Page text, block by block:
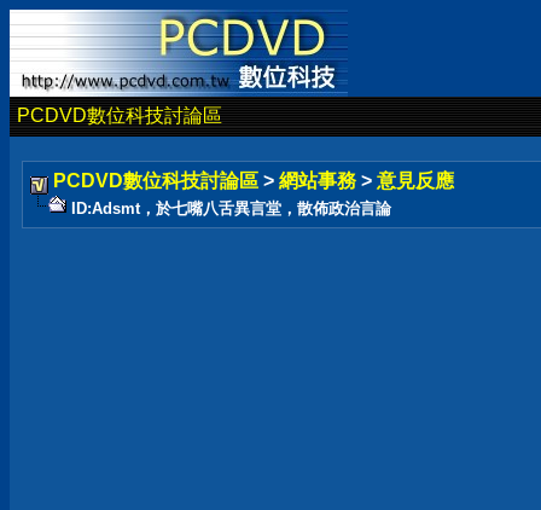
PCDVD數位科技討論區
PCDVD數位科技討論區 > 網站事務 > 意見反應
ID:Adsmt，於七嘴八舌異言堂，散佈政治言論